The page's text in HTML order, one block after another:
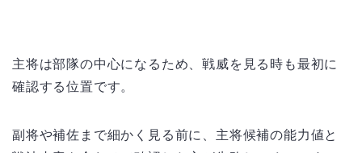
主将は部隊の中心になるため、戦威を見る時も最初に
確認する位置です。
副将や補佐まで細かく見る前に、主将候補の能力値と